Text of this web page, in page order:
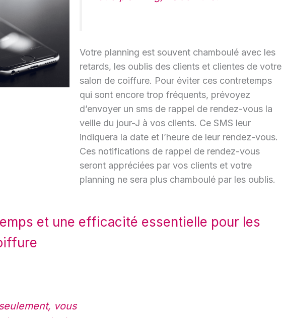
Votre planning est souvent chamboulé avec les
retards, les oublis des clients et clientes de votre
salon de coiffure. Pour éviter ces contretemps
qui sont encore trop fréquents, prévoyez
d’envoyer un sms de rappel de rendez-vous la
veille du jour-J à vos clients. Ce SMS leur
indiquera la date et l’heure de leur rendez-vous.
Ces notifications de rappel de rendez-vous
seront appréciées par vos clients et votre
planning ne sera plus chamboulé par les oublis.
et une efficacité essentielle pour les
vous